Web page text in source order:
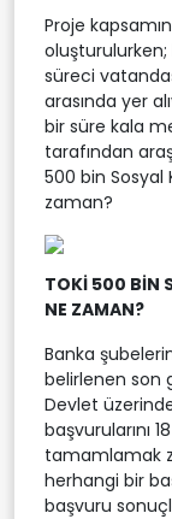
Proje
oluşturulurken;
süreci
arasında yer
bir süre kala
tarafından
500 bin
zaman?
TOKİ 500 BİN
NE ZAMAN?
Banka
belirlenen son
Devlet
başvurularını
tamamlamak
herhangi bir
başvuru